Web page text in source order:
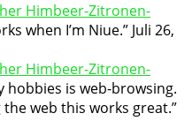
Himbeer-Zitronen-
when I’m Niue.” Juli 26,
Himbeer-Zitronen-
hobbies is web-browsing.
web this works great.”